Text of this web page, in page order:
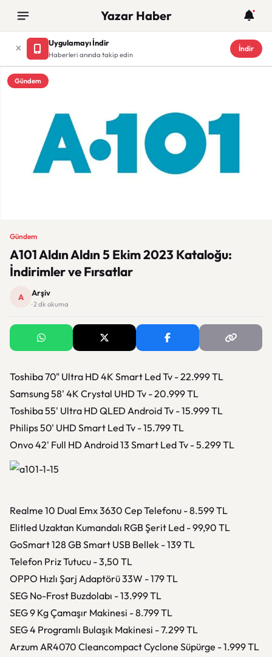
Yazar Haber
Uygulamayı İndir
Haberleri anında takip edin
İndir
Gündem
Gündem
A101 Aldın Aldın 5 Ekim 2023 Kataloğu:
İndirimler ve Fırsatlar
A Arşiv
· 2 dk okuma
Toshiba 70" Ultra HD 4K Smart Led Tv - 22.999 TL
Samsung 58' 4K Crystal UHD Tv - 20.999 TL
Toshiba 55' Ultra HD QLED Android Tv - 15.999 TL
Philips 50' UHD Smart Led Tv - 15.799 TL
Onvo 42' Full HD Android 13 Smart Led Tv - 5.299 TL
Realme 10 Dual Emx 3630 Cep Telefonu - 8.599 TL
Elitled Uzaktan Kumandalı RGB Şerit Led - 99,90 TL
GoSmart 128 GB Smart USB Bellek - 139 TL
Telefon Priz Tutucu - 3,50 TL
OPPO Hızlı Şarj Adaptörü 33W - 179 TL
SEG No-Frost Buzdolabı - 13.999 TL
SEG 9 Kg Çamaşır Makinesi - 8.799 TL
SEG 4 Programlı Bulaşık Makinesi - 7.299 TL
Arzum AR4070 Cleancompact Cyclone Süpürge - 1.999 TL